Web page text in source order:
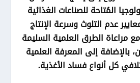
المُتاحة للصناعات الغذائية
عدم التلوث وسرعة الإنتاج
مراعاة الطرق العلمية السليمة
بالإضافة إلى المعرفة العلمية
كل أنواع فساد الأغذية.